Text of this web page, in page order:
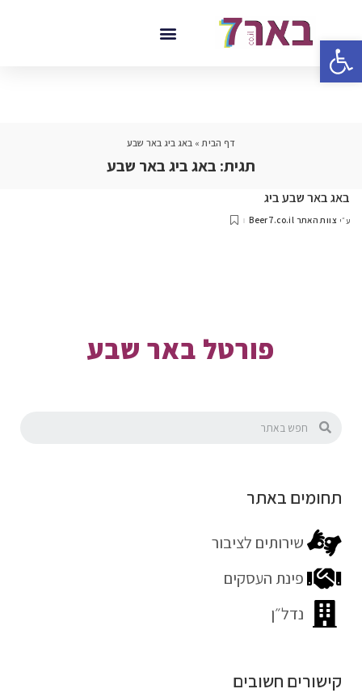
פתח סרגל נגישות
דף הבית» באג ביג באר שבע
תגית: באג ביג באר שבע
באג באר שבע ביג
ע״י צוות האתר Beer7.co.il
פורטל באר שבע
תחומים באתר
שירותים לציבור
פינת העסקים
נדל״ן
קישורים חשובים